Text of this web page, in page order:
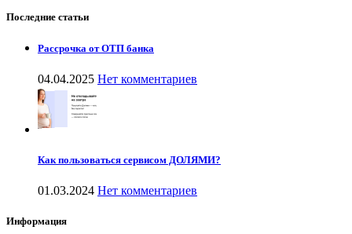
Последние статьи
Рассрочка от ОТП банка
04.04.2025 Нет комментариев
Как пользоваться сервисом ДОЛЯМИ?
01.03.2024 Нет комментариев
Информация